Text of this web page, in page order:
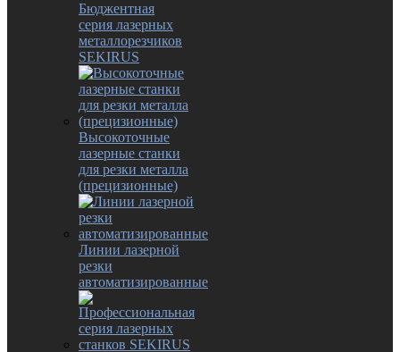
Бюджентная
серия лазерных
металлорезчиков
SEKIRUS
Высокоточные
лазерные станки
для резки металла
(прецизионные)
Линии лазерной
резки
автоматизированные